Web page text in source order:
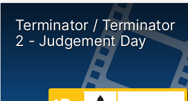
Terminator / Terminator
2 - Judgement Day